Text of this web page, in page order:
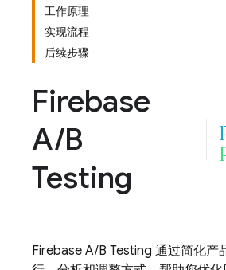
工作原理
实现流程
后续步骤
Firebase
A/B
Testing
Firebase A/B Testing 通过简化产